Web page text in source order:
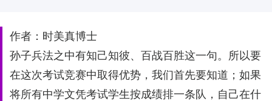
作者：时美真博士
孙子兵法之中有知己知彼、百战百胜这一句。所以要
在这次考试竞赛中取得优势，我们首先要知道；如果
将所有中学文凭考试学生按成绩排一条队，自己在什